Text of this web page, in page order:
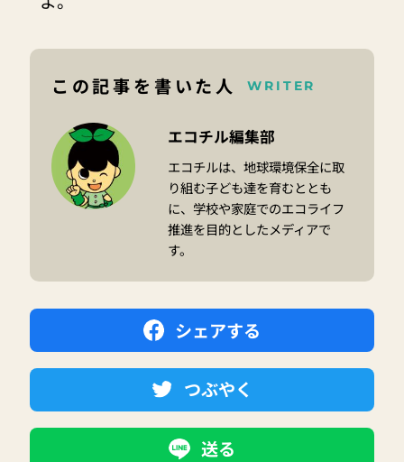
この記事を書いた人 WRITER
エコチル編集部
エコチルは、地球環境保全に取
り組む子ども達を育むととも
に、学校や家庭でのエコライフ
推進を目的としたメディアで
す。
シェアする
つぶやく
送る